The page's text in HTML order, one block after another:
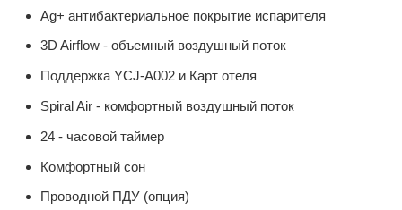
Ag+ антибактериальное покрытие испарителя
3D Airflow - объемный воздушный поток
Поддержка YCJ-A002 и Карт отеля
Spiral Air - комфортный воздушный поток
24 - часовой таймер
Комфортный сон
Проводной ПДУ (опция)